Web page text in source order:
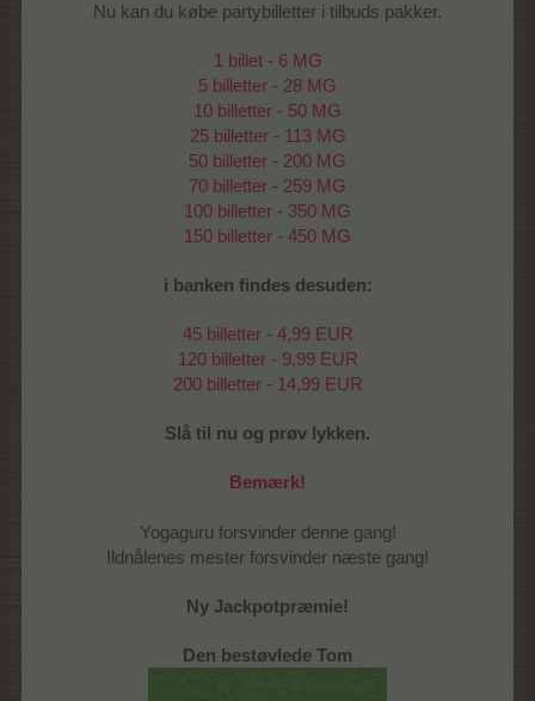
Nu kan du købe partybilletter i tilbuds pakker.
1 billet - 6 MG
5 billetter - 28 MG
10 billetter - 50 MG
25 billetter - 113 MG
50 billetter - 200 MG
70 billetter - 259 MG
100 billetter - 350 MG
150 billetter - 450 MG
i banken findes desuden:
45 billetter - 4,99 EUR
120 billetter - 9,99 EUR
200 billetter - 14,99 EUR
Slå til nu og prøv lykken.
Bemærk!
Yogaguru forsvinder denne gang!
Ildnålenes mester forsvinder næste gang!
Ny Jackpotpræmie!
Den bestøvlede Tom